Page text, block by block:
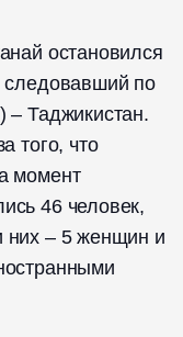
остановился
следовавший по
– Таджикистан.
того, что
момент
46 человек,
них – 5 женщин и